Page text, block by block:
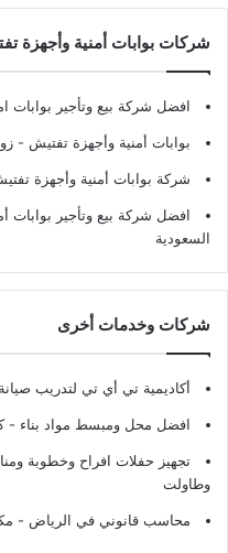
شركات بوابات أمنية وأجهزة
افضل شركة بيع وتأجير بوابات
بوابات أمنية وأجهزة تفتيش -
شركة بوابات أمنية وأجهزة
افضل شركة بيع وتأجير بوابات
السعودية
شركات وخدمات أخرى
أكاديمية تي أي تي لتدريب
افضل محل ومبسط مواد بناء -
تجهيز حفلات افراح وخطوبة
وطاولت
محاسب قانوني في الرياض -